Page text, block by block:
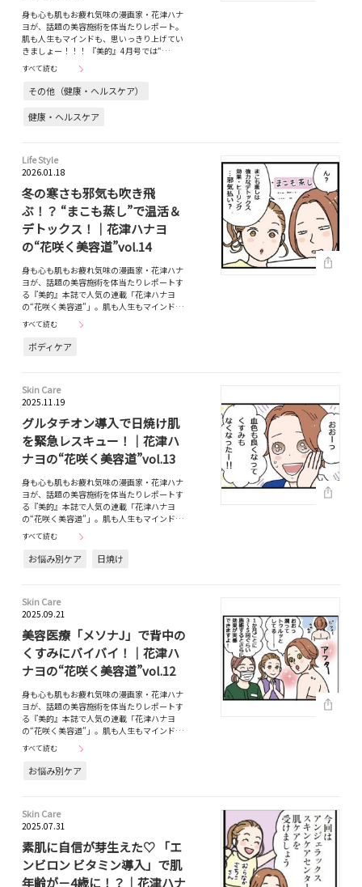
身も心も肌もお疲れ気味の漫画家・花津ハナ
ヨが、話題の美容施術を体当たりレポート。
肌も人生もマインドも、思いっきり上げてい
きましょー！！！ 『美的』4月号では“…
すべて読む
その他（健康・ヘルスケア）
健康・ヘルスケア
Life Style
2026.01.18
冬の寒さも邪気も吹き飛
ぶ！？ “まこも蒸し”で温活＆
デトックス！｜花津ハナヨ
の“花咲く美容道”vol.14
身も心も肌もお疲れ気味の漫画家・花津ハナ
ヨが、話題の美容施術を体当たりレポートす
る『美的』本誌で人気の連載「花津ハナヨ
の“花咲く美容道”」。肌も人生もマインド…
すべて読む
ボディケア
Skin Care
2025.11.19
グルタチオン導入で日焼け肌
を緊急レスキュー！｜花津ハ
ナヨの“花咲く美容道”vol.13
身も心も肌もお疲れ気味の漫画家・花津ハナ
ヨが、話題の美容施術を体当たりレポートす
る『美的』本誌で人気の連載「花津ハナヨ
の“花咲く美容道”」。肌も人生もマインド…
すべて読む
お悩み別ケア 日焼け
Skin Care
2025.09.21
美容医療「メソナJ」で背中の
くすみにバイバイ！｜花津ハ
ナヨの“花咲く美容道”vol.12
身も心も肌もお疲れ気味の漫画家・花津ハナ
ヨが、話題の美容施術を体当たりレポートす
る『美的』本誌で人気の連載「花津ハナヨ
の“花咲く美容道”」。肌も人生もマインド…
すべて読む
お悩み別ケア
Skin Care
2025.07.31
素肌に自信が芽生えた♡ 「エ
ンビロン ビタミン導入」で肌
年齢が－4歳に！？｜花津ハナ